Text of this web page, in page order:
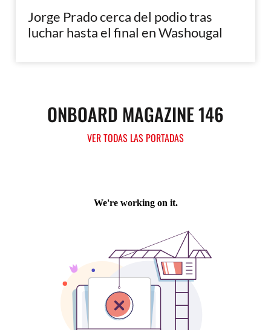
Jorge Prado cerca del podio tras
luchar hasta el final en Washougal
ONBOARD MAGAZINE 146
VER TODAS LAS PORTADAS